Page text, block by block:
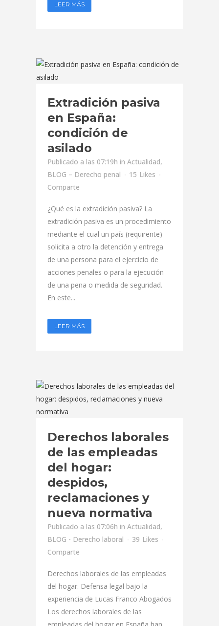
LEER MÁS
Extradición pasiva
en España:
condición de
asilado
Publicado a las 07:19h in Actualidad,
BLOG – Derecho penal
15 Likes
Comparte
¿Qué es la extradición pasiva? La
extradición pasiva es un procedimiento
mediante el cual un país (requirente)
solicita a otro la detención y entrega
de una persona para el ejercicio de
acciones penales o para la ejecución
de una pena o medida de seguridad.
En este...
LEER MÁS
Derechos laborales
de las empleadas
del hogar:
despidos,
reclamaciones y
nueva normativa
Publicado a las 07:06h in Actualidad,
BLOG - Derecho laboral
39 Likes
Comparte
Derechos laborales de las empleadas
del hogar. Defensa legal bajo la
experiencia de Lucas Franco Abogados
Los derechos laborales de las